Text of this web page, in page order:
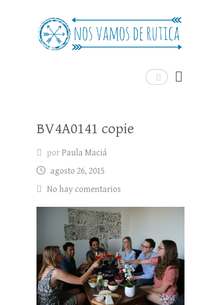
Buscar
Nos Vamos de Rutica
BV4A0141 copie
porPaula Maciá
agosto 26, 2015
No hay comentarios